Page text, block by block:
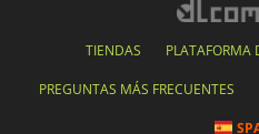
TIENDAS PLATAFORMA
PREGUNTAS MÁS FRECUENTES